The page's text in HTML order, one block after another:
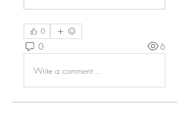
0
0 6
Write a comment...